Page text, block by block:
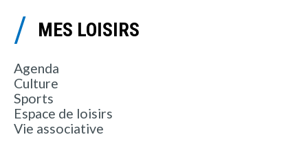
MES LOISIRS
Agenda
Culture
Sports
Espace de loisirs
Vie associative